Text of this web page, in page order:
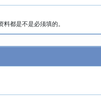
都是不是必须填的。